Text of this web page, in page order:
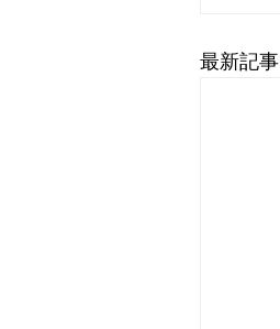
最新記事